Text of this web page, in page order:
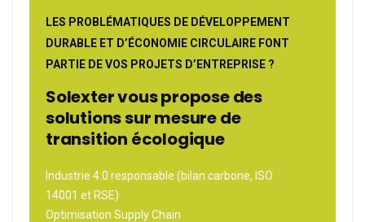
LES PROBLÉMATIQUES DE DÉVELOPPEMENT
DURABLE ET D’ÉCONOMIE CIRCULAIRE FONT
PARTIE DE VOS PROJETS D’ENTREPRISE ?
Solexter vous propose des
solutions sur mesure de
transition écologique
Industrie 4.0 responsable (bilan carbone, ISO
14001 et RSE)
Optimisation Supply Chain